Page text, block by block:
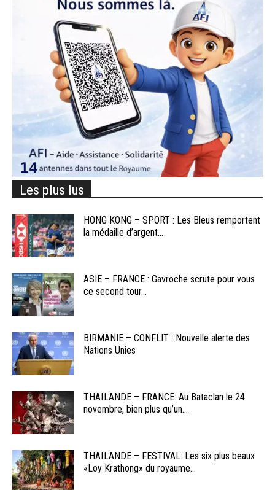
Les plus lus
HONG KONG – SPORT : Les Bleus remportent
la médaille d’argent...
ASIE – FRANCE : Gavroche scrute pour vous
ce second tour...
BIRMANIE – CONFLIT : Nouvelle alerte des
Nations Unies
THAÏLANDE – FRANCE: Au Bataclan le 24
novembre, bien plus qu’un...
THAÏLANDE – FESTIVAL: Les six plus beaux
«Loy Krathong» du royaume...